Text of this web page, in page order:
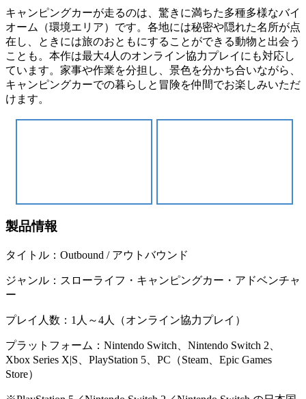
キャンピングカーが走るのは、驚きに満ちた多種多様なバイ
オーム（環境エリア）です。各地には秘密や隠れた名所が点
在し、ときには旅のおともにすることができる動物と出会う
ことも。本作は最大4人のオンライン協力プレイにも対応し
ています。家事や作業を分担し、景色を分かち合いながら、
キャンピングカーでの暮らしと冒険を仲間でお楽しみいただ
けます。
製品情報
タイトル：Outbound / アウトバウンド
ジャンル：スローライフ・キャンピングカー・アドベンチャ
ー
プレイ人数：1人～4人（オンライン協力プレイ）
プラットフォーム：Nintendo Switch、Nintendo Switch 2、
Xbox Series X|S、PlayStation 5、PC（Steam、Epic Games
Store）